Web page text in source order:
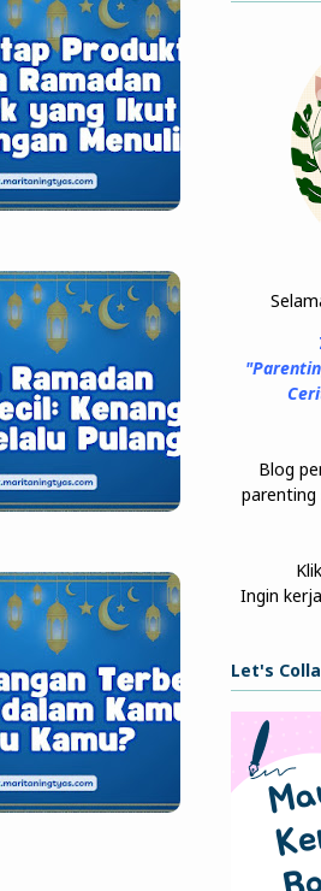
Blog
parenting
Ingin
Let's